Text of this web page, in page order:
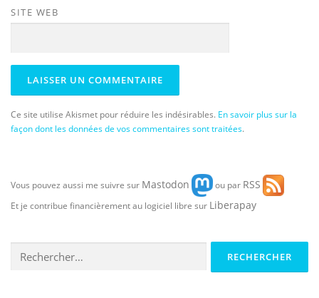
SITE WEB
Ce site utilise Akismet pour réduire les indésirables. En savoir plus sur la
façon dont les données de vos commentaires sont traitées.
Vous pouvez aussi me suivre sur Mastodon ou par RSS
Et je contribue financièrement au logiciel libre sur Liberapay